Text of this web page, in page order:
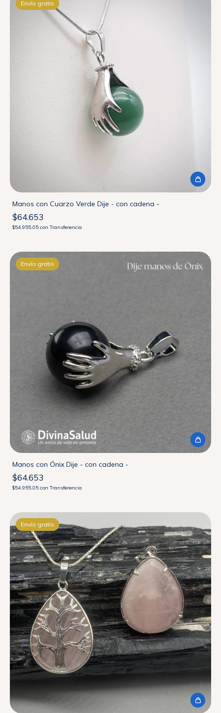
Envío gratis
Manos con Cuarzo Verde Dije - con cadena -
$64.653
$54.955,05 con Transferencia
Envío gratis
Manos con Ónix Dije - con cadena -
$64.653
$54.955,05 con Transferencia
Envío gratis